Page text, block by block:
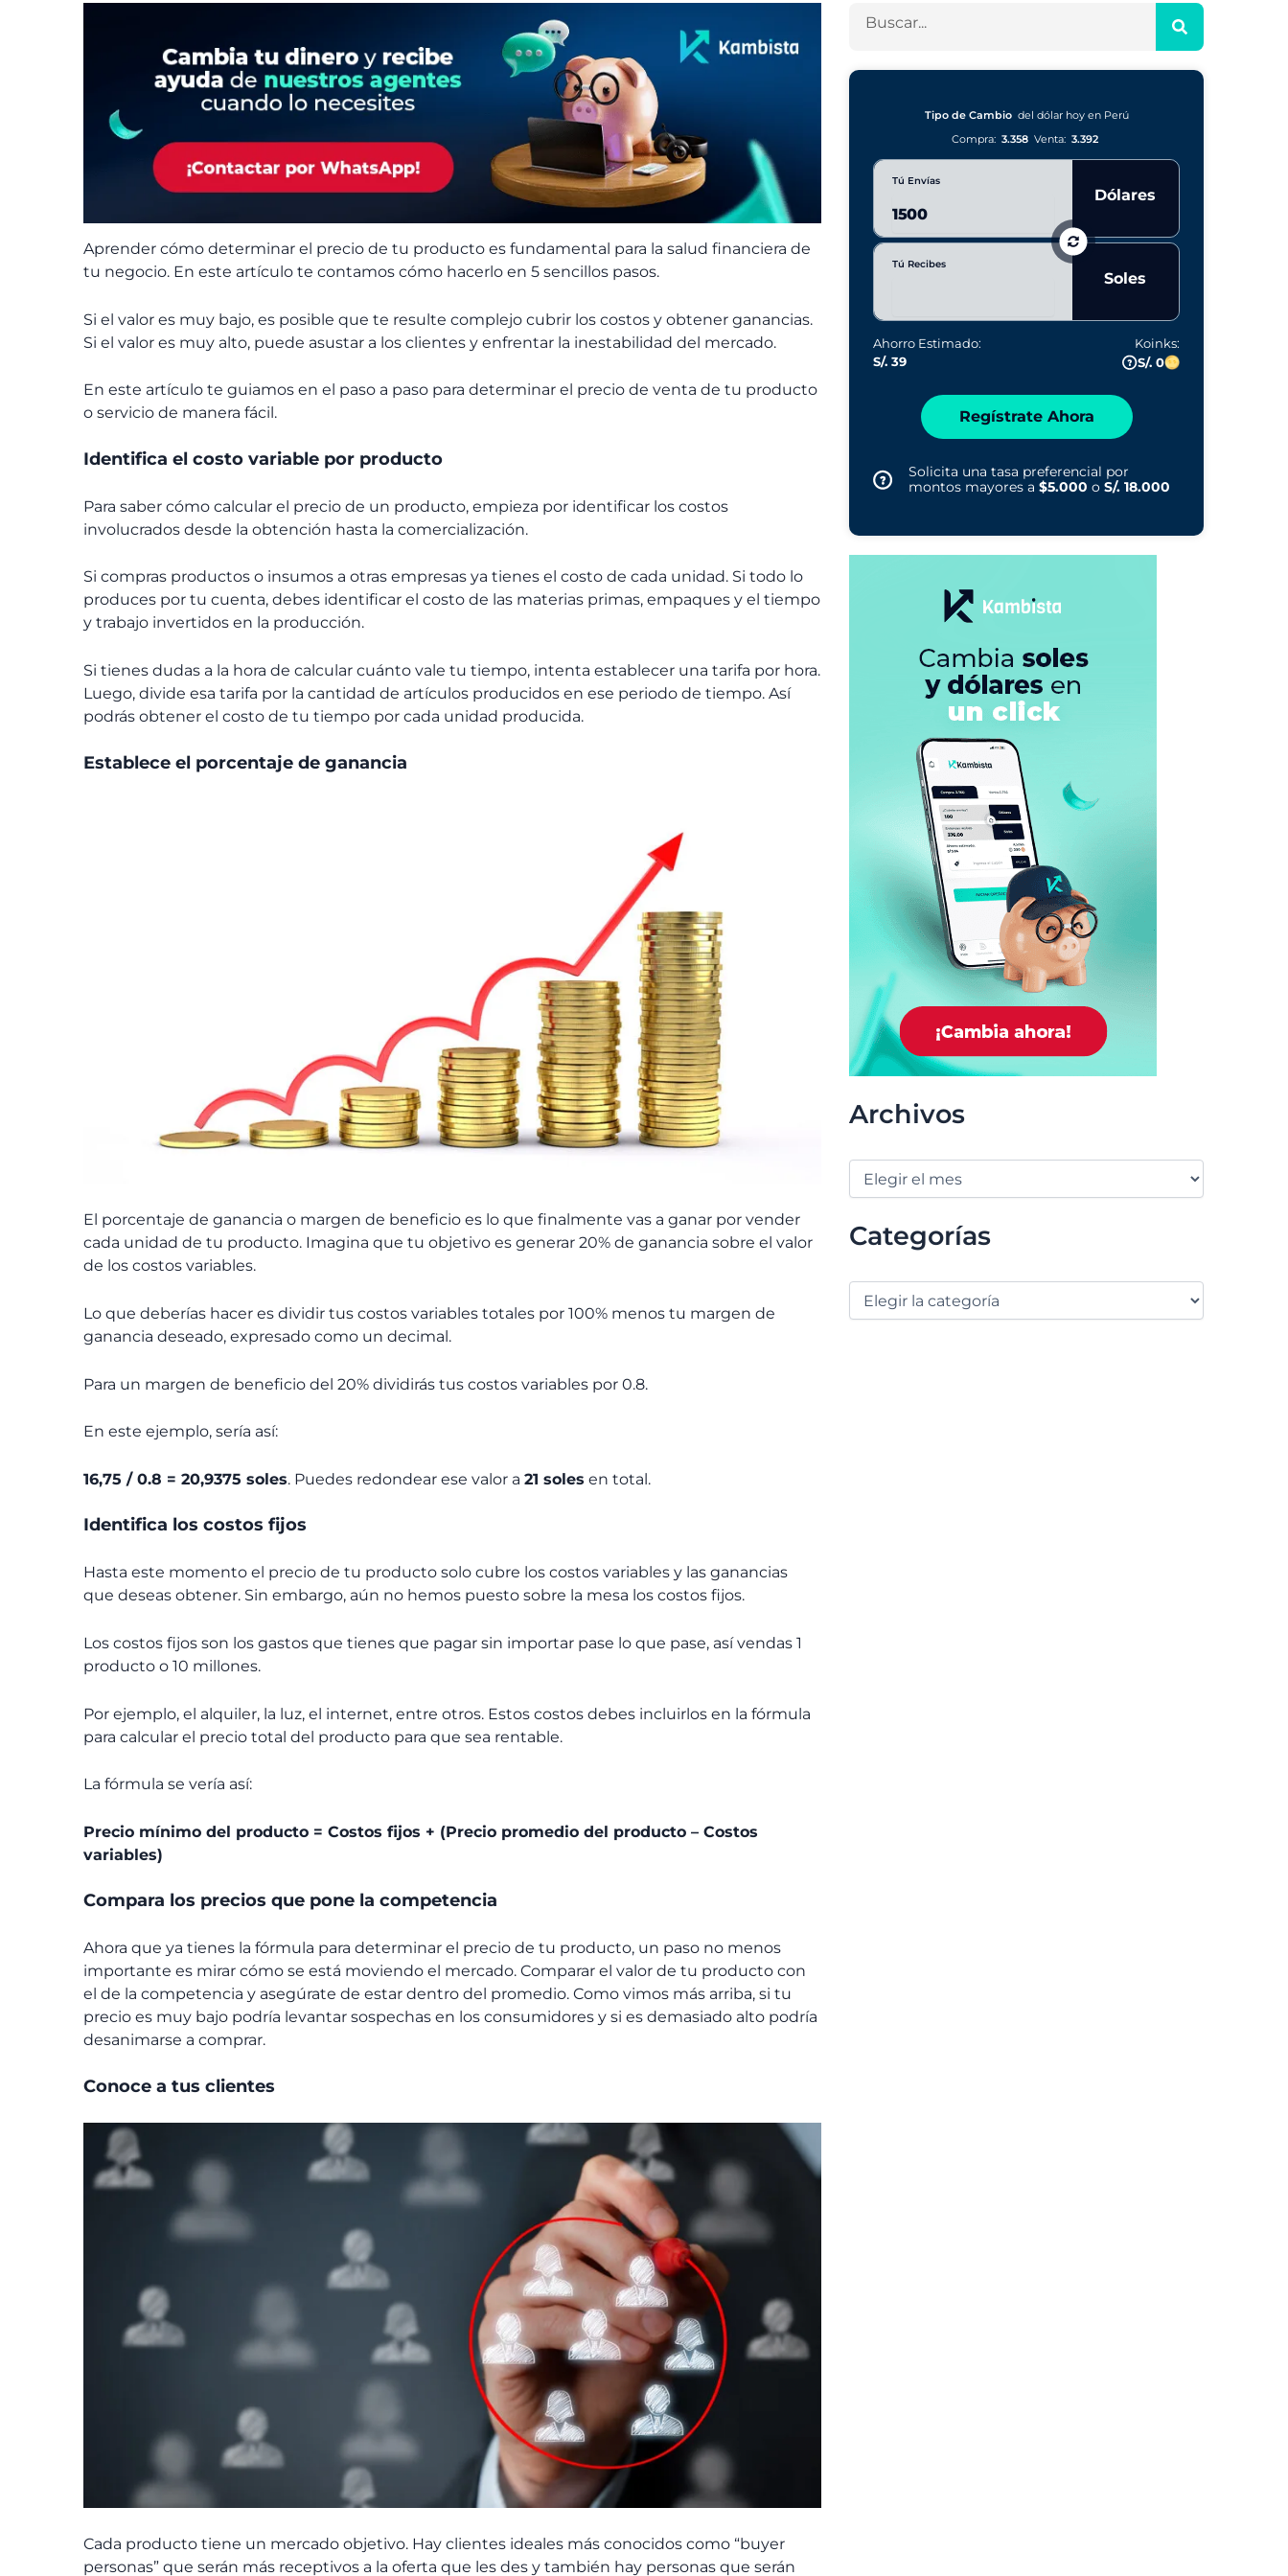
Aprender cómo determinar el precio de tu producto es fundamental para la salud financiera de
tu negocio. En este artículo te contamos cómo hacerlo en 5 sencillos pasos.
Si el valor es muy bajo, es posible que te resulte complejo cubrir los costos y obtener ganancias.
Si el valor es muy alto, puede asustar a los clientes y enfrentar la inestabilidad del mercado.
En este artículo te guiamos en el paso a paso para determinar el precio de venta de tu producto
o servicio de manera fácil.
Identifica el costo variable por producto
Para saber cómo calcular el precio de un producto, empieza por identificar los costos
involucrados desde la obtención hasta la comercialización.
Si compras productos o insumos a otras empresas ya tienes el costo de cada unidad. Si todo lo
produces por tu cuenta, debes identificar el costo de las materias primas, empaques y el tiempo
y trabajo invertidos en la producción.
Si tienes dudas a la hora de calcular cuánto vale tu tiempo, intenta establecer una tarifa por hora.
Luego, divide esa tarifa por la cantidad de artículos producidos en ese periodo de tiempo. Así
podrás obtener el costo de tu tiempo por cada unidad producida.
Establece el porcentaje de ganancia
El porcentaje de ganancia o margen de beneficio es lo que finalmente vas a ganar por vender
cada unidad de tu producto. Imagina que tu objetivo es generar 20% de ganancia sobre el valor
de los costos variables.
Lo que deberías hacer es dividir tus costos variables totales por 100% menos tu margen de
ganancia deseado, expresado como un decimal.
Para un margen de beneficio del 20% dividirás tus costos variables por 0.8.
En este ejemplo, sería así:
16,75 / 0.8 = 20,9375 soles. Puedes redondear ese valor a 21 soles en total.
Identifica los costos fijos
Hasta este momento el precio de tu producto solo cubre los costos variables y las ganancias
que deseas obtener. Sin embargo, aún no hemos puesto sobre la mesa los costos fijos.
Los costos fijos son los gastos que tienes que pagar sin importar pase lo que pase, así vendas 1
producto o 10 millones.
Por ejemplo, el alquiler, la luz, el internet, entre otros. Estos costos debes incluirlos en la fórmula
para calcular el precio total del producto para que sea rentable.
La fórmula se vería así:
Precio mínimo del producto = Costos fijos + (Precio promedio del producto – Costos
variables)
Compara los precios que pone la competencia
Ahora que ya tienes la fórmula para determinar el precio de tu producto, un paso no menos
importante es mirar cómo se está moviendo el mercado. Comparar el valor de tu producto con
el de la competencia y asegúrate de estar dentro del promedio. Como vimos más arriba, si tu
precio es muy bajo podría levantar sospechas en los consumidores y si es demasiado alto podría
desanimarse a comprar.
Conoce a tus clientes
Cada producto tiene un mercado objetivo. Hay clientes ideales más conocidos como “buyer
personas” que serán más receptivos a la oferta que les des y también hay personas que serán
c
Tipo de Cambio del dólar hoy en Perú
Compra: 3.358 Venta: 3.392
Tú Envías
Dólares
Tú Recibes
Soles
Ahorro Estimado:
S/. 39
Koinks:
S/. 0
Regístrate Ahora
Solicita una tasa preferencial por
montos mayores a $5.000 o S/. 18.000
Archivos
s
Categorías
í